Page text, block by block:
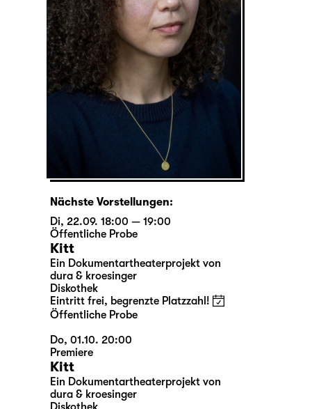
Nächste Vorstellungen:
Di, 22.09. 18:00 — 19:00
Öffentliche Probe
Kitt
Ein Dokumentartheaterprojekt von
dura & kroesinger
Diskothek
Eintritt frei, begrenzte Platzzahl!
Öffentliche Probe
Do, 01.10. 20:00
Premiere
Kitt
Ein Dokumentartheaterprojekt von
dura & kroesinger